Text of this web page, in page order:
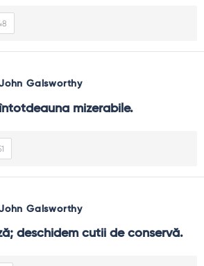
Galsworthy
mizerabile.
Galsworthy
deschidem cutii de conservă.